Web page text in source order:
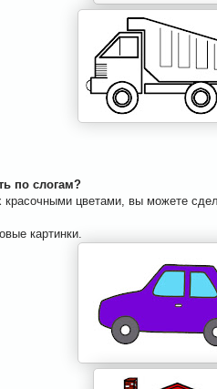
по слогам?
красочными цветами, вы можете
картинки.